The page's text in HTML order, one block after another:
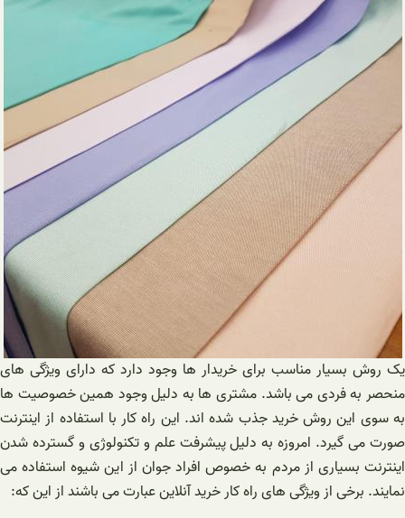
یک روش بسیار مناسب برای خریدار ها وجود دارد که دارای ویژگی های
منحصر به فردی می باشد. مشتری ها به دلیل وجود همین خصوصیت ها
به سوی این روش خرید جذب شده اند. این راه کار با استفاده از اینترنت
صورت می گیرد. امروزه به دلیل پیشرفت علم و تکنولوژی و گسترده شدن
اینترنت بسیاری از مردم به خصوص افراد جوان از این شیوه استفاده می
نمایند. برخی از ویژگی های راه کار خرید آنلاین عبارت می باشند از این که: